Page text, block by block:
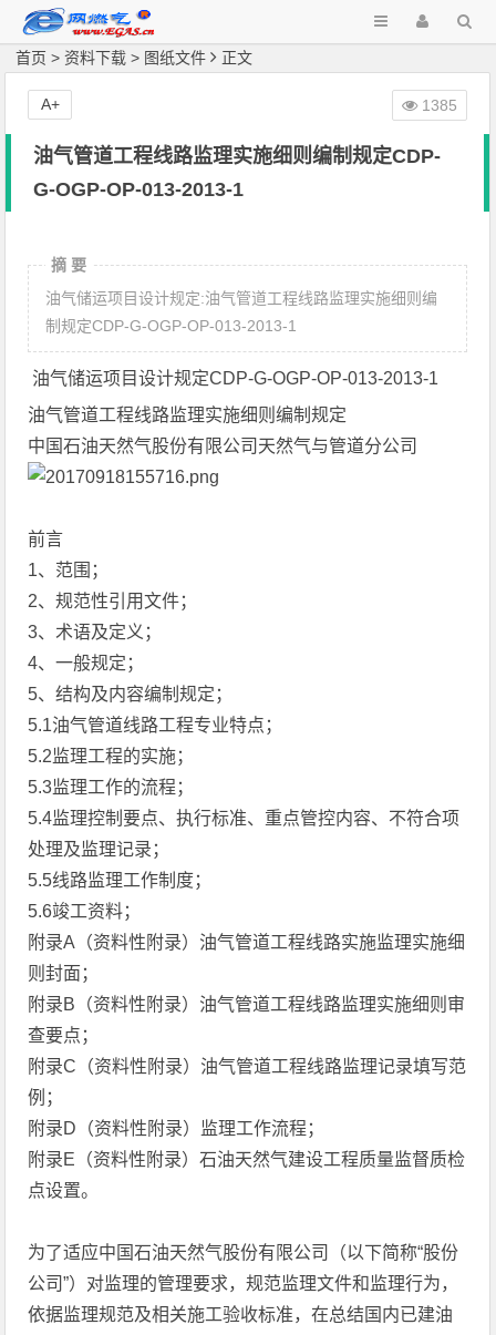
首页 >资料下载 > 图纸文件 正文
油气管道工程线路监理实施细则编制规定CDP-
G-OGP-OP-013-2013-1
摘 要
油气储运项目设计规定:油气管道工程线路监理实施细则编
制规定CDP-G-OGP-OP-013-2013-1
油气储运项目设计规定CDP-G-OGP-OP-013-2013-1
油气管道工程线路监理实施细则编制规定
中国石油天然气股份有限公司天然气与管道分公司
前言
1、范围；
2、规范性引用文件；
3、术语及定义；
4、一般规定；
5、结构及内容编制规定；
5.1油气管道线路工程专业特点；
5.2监理工程的实施；
5.3监理工作的流程；
5.4监理控制要点、执行标准、重点管控内容、不符合项
处理及监理记录；
5.5线路监理工作制度；
5.6竣工资料；
附录A（资料性附录）油气管道工程线路实施监理实施细
则封面；
附录B（资料性附录）油气管道工程线路监理实施细则审
查要点；
附录C（资料性附录）油气管道工程线路监理记录填写范
例；
附录D（资料性附录）监理工作流程；
附录E（资料性附录）石油天然气建设工程质量监督质检
点设置。
为了适应中国石油天然气股份有限公司（以下简称“股份
公司”）对监理的管理要求，规范监理文件和监理行为，
依据监理规范及相关施工验收标准，在总结国内已建油
1385
A+